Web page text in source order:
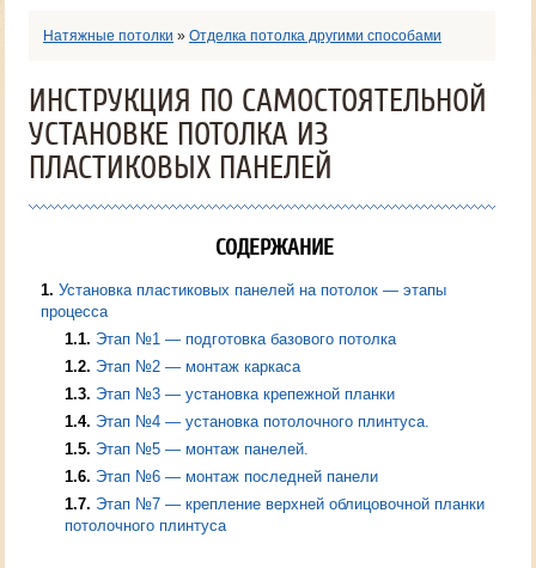
Натяжные потолки » Отделка потолка другими способами
ИНСТРУКЦИЯ ПО САМОСТОЯТЕЛЬНОЙ
УСТАНОВКЕ ПОТОЛКА ИЗ
ПЛАСТИКОВЫХ ПАНЕЛЕЙ
СОДЕРЖАНИЕ
1 Установка пластиковых панелей на потолок — этапы
процесса
1.1
Этап №1 — подготовка базового потолка
1.2
Этап №2 — монтаж каркаса
1.3
Этап №3 — установка крепежной планки
1.4
Этап №4 — установка потолочного плинтуса.
1.5
Этап №5 — монтаж панелей.
1.6
Этап №6 — монтаж последней панели
1.7
Этап №7 — крепление верхней облицовочной планки
потолочного плинтуса